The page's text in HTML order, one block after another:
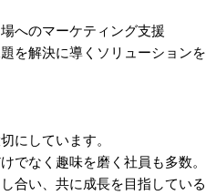
へのマーケティング支援
を解決に導くソリューション
にしています。
でなく趣味を磨く社員も多数。
合い、共に成長を目指している